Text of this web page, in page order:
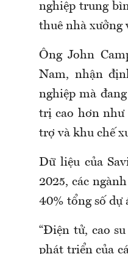
nghiệp trung
thuê nhà xưởng
Ông John
Nam, nhận
nghiệp mà
trị cao hơn như
trợ và khu chế
Dữ liệu của
2025, các
40% tổng số dự
“Điện tử, cao
phát triển của